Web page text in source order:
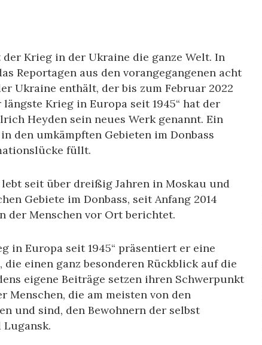
der Krieg in der Ukraine die ganze Welt. In
Reportagen aus den vorangegangenen acht
Ukraine enthält, der bis zum Februar 2022
Krieg in Europa seit 1945“ hat der
Heyden sein neues Werk genannt. Ein
den umkämpften Gebieten im Donbass
füllt.
seit über dreißig Jahren in Moskau und
Gebiete im Donbass, seit Anfang 2014
der Menschen vor Ort berichtet.
in Europa seit 1945“ präsentiert er eine
einen ganz besonderen Rückblick auf die
eigene Beiträge setzen ihren Schwerpunkt
Menschen, die am meisten von den
und sind, den Bewohnern der selbst